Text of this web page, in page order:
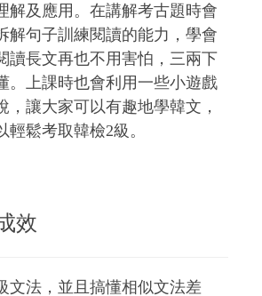
解及應用。在講解考古題時會
解句子訓練閱讀的能力，學會
讀長文再也不用害怕，三兩下
。上課時也會利用一些小遊戲
，讓大家可以有趣地學韓文，
輕鬆考取韓檢2級。
效
文法，並且搞懂相似文法差